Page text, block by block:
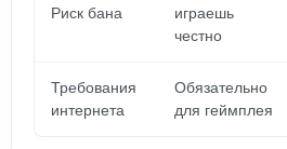
Риск бана
играешь
честно
Требования
интернета
Обязательно
для геймплея